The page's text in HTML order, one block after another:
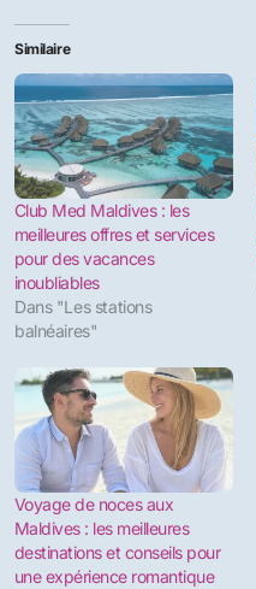
Similaire
Club Med Maldives : les
meilleures offres et services
pour des vacances
inoubliables
Dans "Les stations
balnéaires"
Voyage de noces aux
Maldives : les meilleures
destinations et conseils pour
une expérience romantique